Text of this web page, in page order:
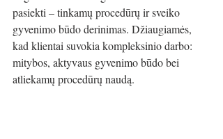
pasiekti – tinkamų procedūrų ir sveiko
gyvenimo būdo derinimas. Džiaugiamės,
kad klientai suvokia kompleksinio darbo:
mitybos, aktyvaus gyvenimo būdo bei
atliekamų procedūrų naudą.